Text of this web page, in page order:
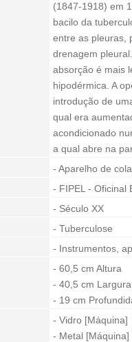
(1847-1918) em
bacilo da
entre as pleuras,
drenagem
absorção é mais
hipodérmica. A
introdução de
qual era
acondicionado
a qual abre na
- Aparelho de
- FIPEL - Oficinal
- Século XX
- Tuberculose
- Instrumentos,
- 60,5 cm Altura
- 40,5 cm Largura
- 19 cm
- Vidro [Máquina]
- Metal [Máquina]